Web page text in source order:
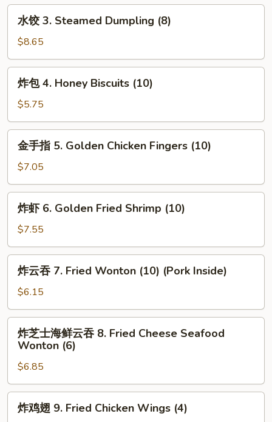
Dumpling
(8)
Steamed
Dumpling
(8)
水饺 3. Steamed Dumpling (8)
$8.65
Honey
Biscuits
(10)
炸包 4. Honey Biscuits (10)
$5.75
5.
Golden
Chicken
Fingers
金手指 5. Golden Chicken Fingers (10)
$7.05
Golden
Fried
Shrimp
(10)
炸虾 6. Golden Fried Shrimp (10)
$7.55
7.
Fried
Wonton
(10)
(Pork
炸云吞 7. Fried Wonton (10) (Pork Inside)
$6.15
鲜
云
炸芝士海鲜云吞 8. Fried Cheese Seafood
Wonton (6)
$6.85
炸鸡翅 9. Fried Chicken Wings (4)